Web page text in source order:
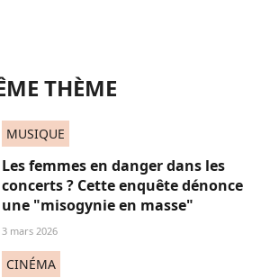
THÈME
MUSIQUE
Les femmes en danger dans les
concerts ? Cette enquête dénonce
une "misogynie en masse"
3 mars 2026
CINÉMA